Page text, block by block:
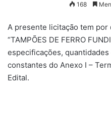
168
A presente licitação tem por
“TAMPÕES DE FERRO
especificações,
constantes do Anexo I –
Edital.